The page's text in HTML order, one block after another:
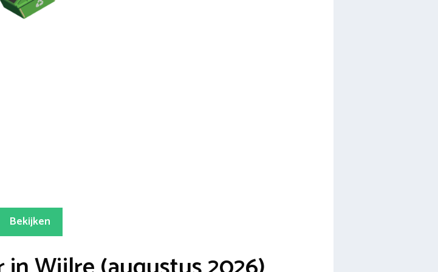
Bekijken